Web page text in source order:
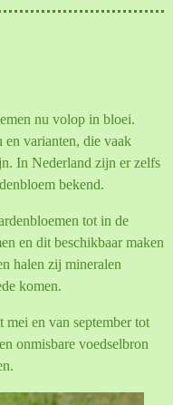
nu volop in bloei.
varianten, die vaak
In Nederland zijn er zelfs
bekend.
tot in de
en dit beschikbaar maken
halen zij mineralen
komen.
en van september tot
onmisbare voedselbron